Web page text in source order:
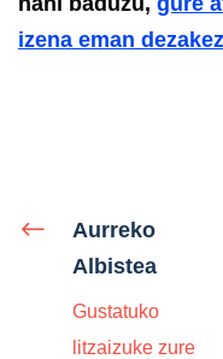
izena eman
Aurreko
Albistea
Gustatuko
litzaizuke zure